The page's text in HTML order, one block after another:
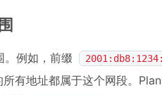
。例如，前缀
所有地址都属于这个网段。